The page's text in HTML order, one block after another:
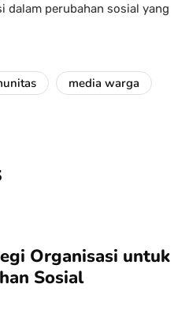
perubahan sosial yang
media warga
Organisasi untuk
Sosial